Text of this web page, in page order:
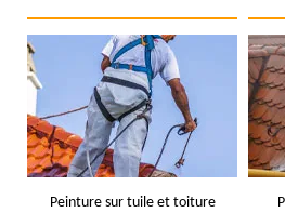
Peinture sur tuile et toiture